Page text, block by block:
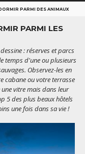
PARMI DES ANIMAUX
PARMI LES
: réserves et parcs
temps d'une ou plusieurs
Observez-les en
cabane ou votre terrasse
vitre mais dans leur
5 des plus beaux hôtels
une fois dans sa vie !